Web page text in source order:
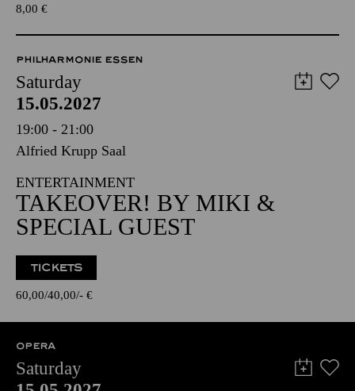
8,00 €
PHILHARMONIE ESSEN
Saturday
15.05.2027
19:00 - 21:00
Alfried Krupp Saal
ENTERTAINMENT
TAKEOVER! BY MIKI &
SPECIAL GUEST
TICKETS
60,00 40,00 - €
OPERA
Saturday